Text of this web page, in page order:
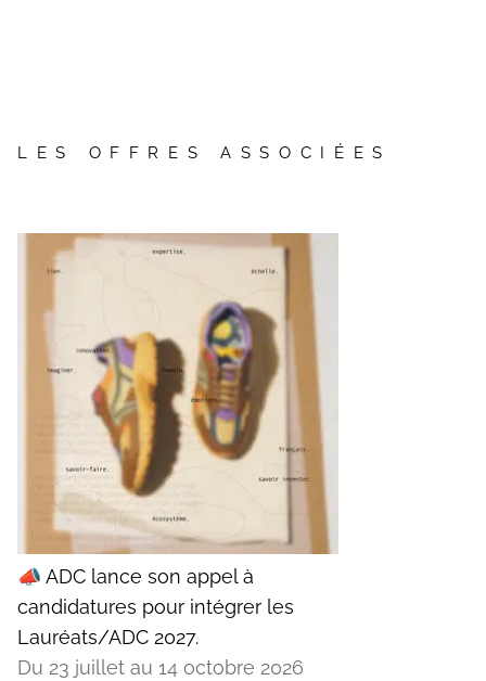
LES OFFRES ASSOCIÉES
📣 ADC lance son appel à
candidatures pour intégrer les
Lauréats/ADC 2027.
Du 23 juillet au 14 octobre 2026